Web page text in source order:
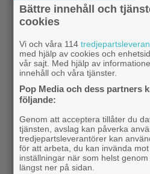
Trailers|Ny trailer till
nästa maffiga fantasyfilm
Trailers|Robert Pattinson
trailern för ”Primetime” –
stora snackisar
Grand Theft Auto
dag för alla ”Grand Theft
Prime Video |Ett nytt
succé på Prime Video just
Bättre innehåll och
cookies
Vi och våra 114
med hjälp av cookies och
vår sajt. Med hjälp av
innehåll och våra tjänster.
Pop Media och dess partners
följande:
Genom att acceptera tillåter du
tjänsten, avslag kan påverka
tredjepartsleverantörer kan
för att arbeta, du kan invända
inställningar när som helst
längst ner på sidan.